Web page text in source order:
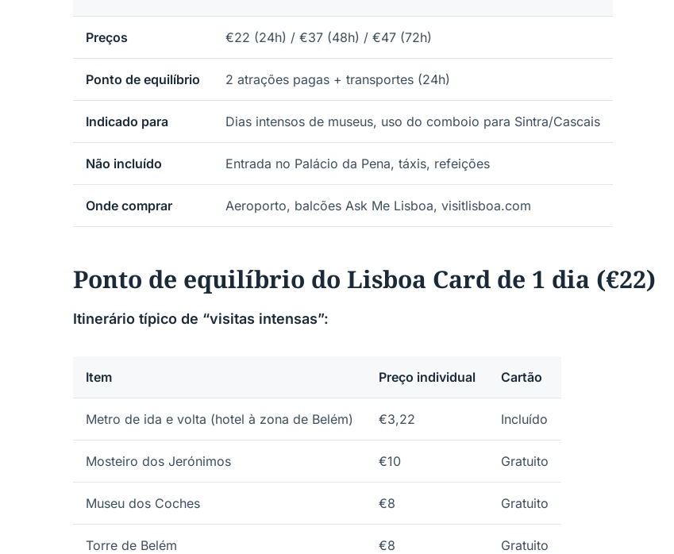
Preços €22 (24h) / €37 (48h) / €47 (72h)
Ponto de equilíbrio 2 atrações pagas + transportes (24h)
Indicado para Dias intensos de museus, uso do comboio para Sintra/Cascais
Não incluído Entrada no Palácio da Pena, táxis, refeições
Onde comprar Aeroporto, balcões Ask Me Lisboa, visitlisboa.com
Ponto de equilíbrio do Lisboa Card de 1 dia (€22)
Itinerário típico de “visitas intensas”:
Item Preço individual Cartão
Metro de ida e volta (hotel à zona de Belém) €3,22 Incluído
Mosteiro dos Jerónimos €10 Gratuito
Museu dos Coches €8 Gratuito
Torre de Belém €8 Gratuito